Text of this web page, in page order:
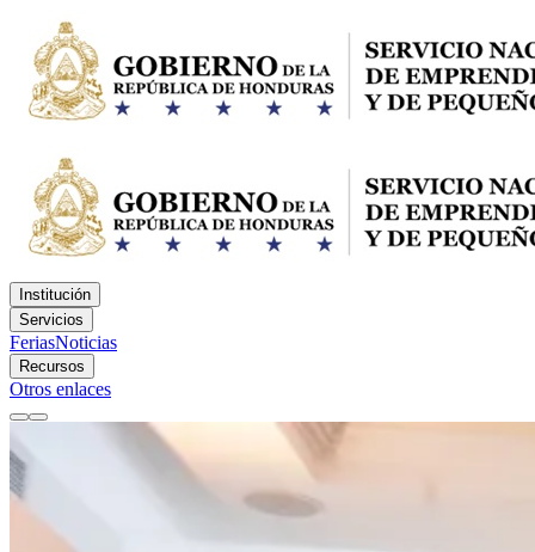
Institución
Servicios
FeriasNoticias
Recursos
Otros enlaces